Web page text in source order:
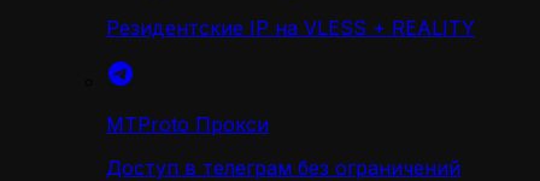
Резидентские IP на VLESS + REALITY
MTProto Прокси
Доступ в телеграм без ограничений